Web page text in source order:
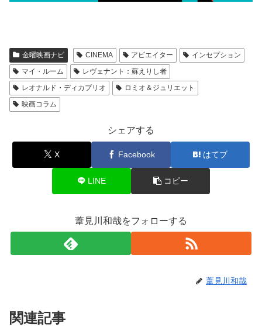
金曜映画ナビ CINEMA アビエイター
インセプション
マイ・ルーム
レヴェナント：蘇えりし者
レオナルド・ディカプリオ
ロミオ＆ジュリエット
映画コラム
シェアする
X Facebook はてブ
LINE コピー
葦見川和哉をフォローする
葦見川和哉
関連記事